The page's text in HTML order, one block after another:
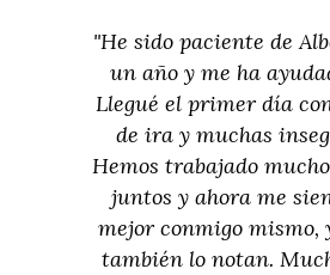
"He sido paciente de
un año y me ha
Llegué el primer día
de ira y muchas
Hemos trabajado
juntos y ahora me
mejor conmigo mismo,
también lo notan.